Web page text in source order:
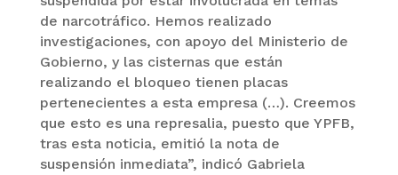
de narcotráfico. Hemos realizado
investigaciones, con apoyo del Ministerio de
Gobierno, y las cisternas que están
realizando el bloqueo tienen placas
pertenecientes a esta empresa (…). Creemos
que esto es una represalia, puesto que YPFB,
tras esta noticia, emitió la nota de
suspensión inmediata”, indicó Gabriela